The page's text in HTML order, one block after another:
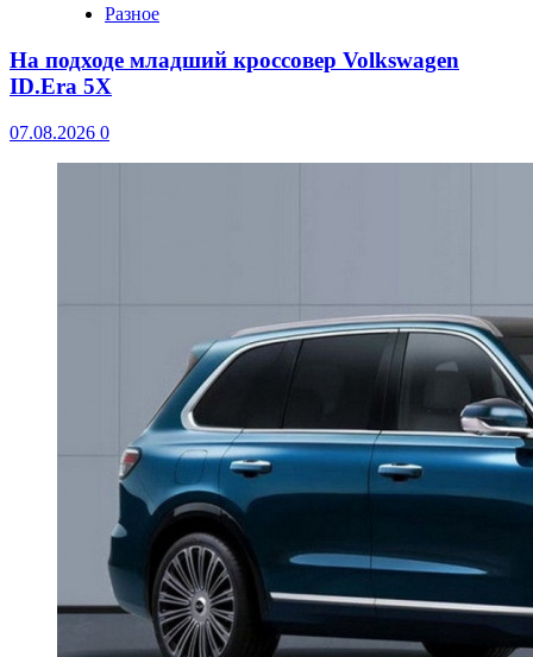
Разное
На подходе младший кроссовер Volkswagen
ID.Era 5X
07.08.2026 0